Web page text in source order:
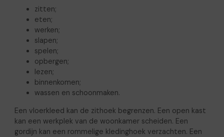
zitten;
eten;
werken;
slapen;
spelen;
opbergen;
lezen;
binnenkomen;
wassen en schoonmaken.
Een vloerkleed kan de zithoek begrenzen. Een open kast
kan een werkplek van de woonkamer scheiden. Een
gordijn kan een rommelige kledinghoek verzachten. Een